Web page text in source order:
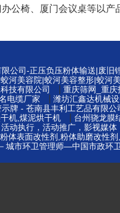
公椅、厦门会议桌等以产
公司-正压负压粉体输送|废旧
蛟河美容院|蛟河美容整形|蛟河
技有限公司
重庆筛网_重
电缆厂家 潍坊汇鑫达机械
牌 - 苍南县丰利工艺品有限公
机,煤泥烘干机 台州骁龙膜
动执行，活动推广，影视媒
粉体表面改性剂,粉体助磨改性
城市环卫管理师—中国市政环